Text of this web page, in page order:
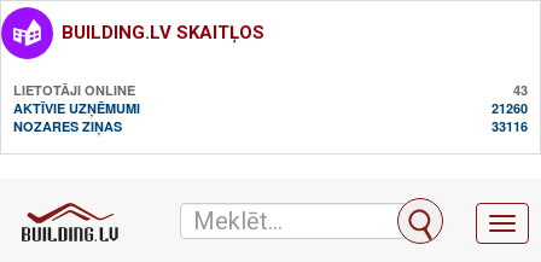
BUILDING.LV SKAITĻOS
LIETOTĀJI ONLINE
43
AKTĪVIE UZŅĒMUMI
21260
NOZARES ZIŅAS
33116